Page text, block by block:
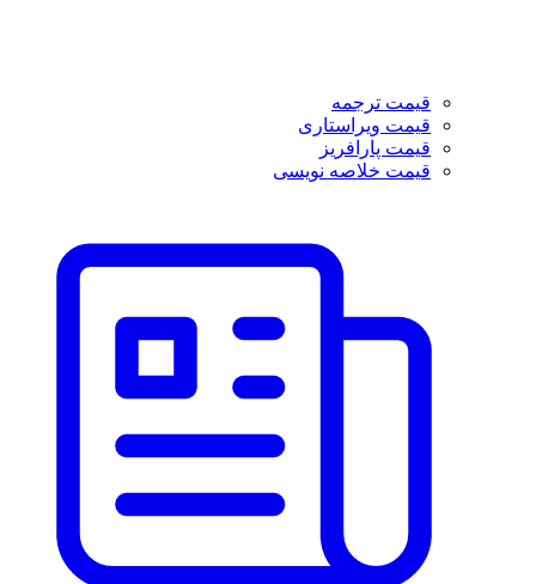
قیمت ترجمه
قیمت ویراستاری
قیمت پارافریز
قیمت خلاصه نویسی